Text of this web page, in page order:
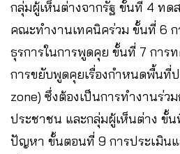
กลุ่มผู้เห็นต่างจากรัฐ ขั้นที่ 4 ทด
คณะทำงานเทคนิคร่วม ขั้นที่ 6
ธุรการในการพูดคุย ขั้นที่ 7 การ
การขยับพูดคุยเรื่องกำหนดพื้นที่
zone) ซึ่งต้องเป็นการทำงานร่ว
ประชาชน และกลุ่มผู้เห็นต่าง ขั้น
ปัญหา ขั้นตอนที่ 9 การประเมิน